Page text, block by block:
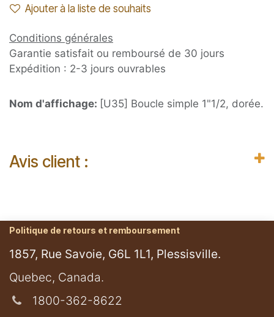
Ajouter à la liste de souhaits
Conditions générales
Garantie satisfait ou remboursé de 30 jours
Expédition : 2-3 jours ouvrables
Nom d'affichage: [U35] Boucle simple 1"1/2, dorée.
Avis client :
Politique de retours et remboursement
1857, Rue Savoie, G6L 1L1, Plessisville.
​Quebec, Canada.
1800-362-8622